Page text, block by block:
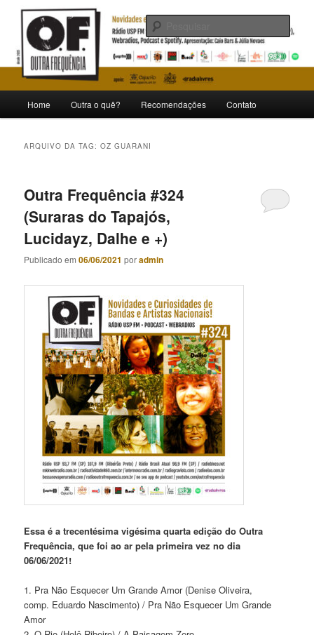
Pular
conteúdo
principal
Pular
conteúdo
secundárioOutra Frequência
Novidades e curiosidades de bandas e artistas nacionais
principal
Home Outra o quê? Recomendações Contato
ARQUIVO DA TAG:OZ GUARANI
Outra Frequência #324
(Suraras do Tapajós,
Lucidayz, Dalhe e +)
Publicado em06/06/2021 poradmin
Essa é a trecentésima vigésima quarta edição do Outra
Frequência, que foi ao ar pela primeira vez no dia
06/06/2021!
1. Pra Não Esquecer Um Grande Amor (Denise Oliveira,
comp. Eduardo Nascimento) / Pra Não Esquecer Um Grande
Amor